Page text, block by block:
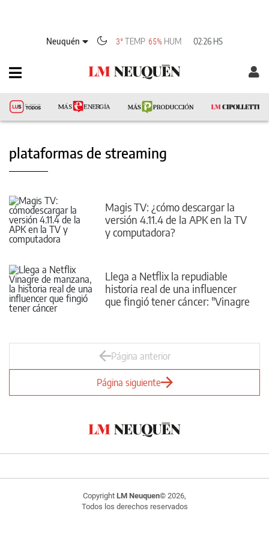
Neuquén 3° TEMP 65% HUM 02:26 HS
plataformas de streaming
Magis TV: ¿cómo descargar la
versión 4.11.4 de la APK en la TV
y computadora?
Llega a Netflix la repudiable
historia real de una influencer
que fingió tener cáncer: "Vinagre
Página anterior
Página siguiente
Copyright LM Neuquen© 2026,
Todos los derechos reservados